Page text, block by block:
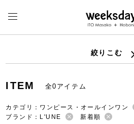
絞りこむ
ITEM 全0アイテム
カテゴリ：ワンピース・オールインワン
ブランド：L'UNE
新着順